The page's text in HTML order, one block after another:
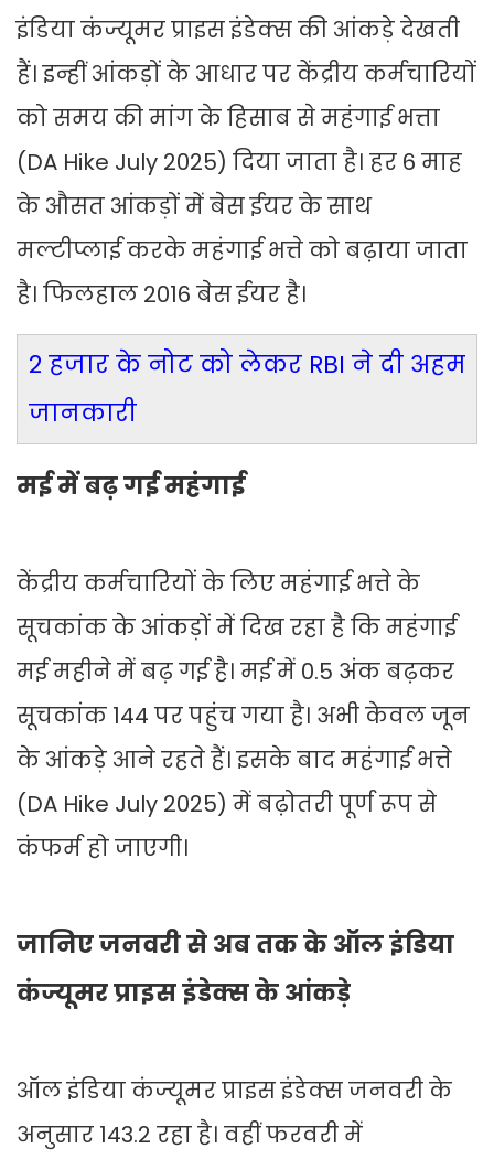
इंडिया कंज्यूमर प्राइस इंडेक्स की आंकड़े देखती
हैं। इन्हीं आंकड़ों के आधार पर केंद्रीय कर्मचारियों
को समय की मांग के हिसाब से महंगाई भत्ता
(DA Hike July 2025) दिया जाता है। हर 6 माह
के औसत आंकड़ों में बेस ईयर के साथ
मल्टीप्लाई करके महंगाई भत्ते को बढ़ाया जाता
है। फिलहाल 2016 बेस ईयर है।
2 हजार के नोट को लेकर RBI ने दी अहम
जानकारी
मई में बढ़ गई महंगाई
केंद्रीय कर्मचारियों के लिए महंगाई भत्ते के
सूचकांक के आंकड़ों में दिख रहा है कि महंगाई
मई महीने में बढ़ गई है। मई में 0.5 अंक बढ़कर
सूचकांक 144 पर पहुंच गया है। अभी केवल जून
के आंकड़े आने रहते हैं। इसके बाद महंगाई भत्ते
(DA Hike July 2025) में बढ़ोतरी पूर्ण रूप से
कंफर्म हो जाएगी।
जानिए जनवरी से अब तक के ऑल इंडिया
कंज्यूमर प्राइस इंडेक्स के आंकड़े
ऑल इंडिया कंज्यूमर प्राइस इंडेक्स जनवरी के
अनुसार 143.2 रहा है। वहीं फरवरी में